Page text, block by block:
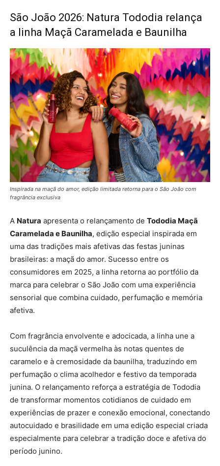
São João 2026: Natura Tododia relança
a linha Maçã Caramelada e Baunilha
Inspirada na maçã do amor, edição limitada retorna para o São João com
fragrância exclusiva
A Natura apresenta o relançamento de Tododia Maçã
Caramelada e Baunilha, edição especial inspirada em
uma das tradições mais afetivas das festas juninas
brasileiras: a maçã do amor. Sucesso entre os
consumidores em 2025, a linha retorna ao portfólio da
marca para celebrar o São João com uma experiência
sensorial que combina cuidado, perfumação e memória
afetiva.
Com fragrância envolvente e adocicada, a linha une a
suculência da maçã vermelha às notas quentes de
caramelo e à cremosidade da baunilha, traduzindo em
perfumação o clima acolhedor e festivo da temporada
junina. O relançamento reforça a estratégia de Tododia
de transformar momentos cotidianos de cuidado em
experiências de prazer e conexão emocional, conectando
autocuidado e brasilidade em uma edição especial criada
especialmente para celebrar a tradição doce e afetiva do
período junino.